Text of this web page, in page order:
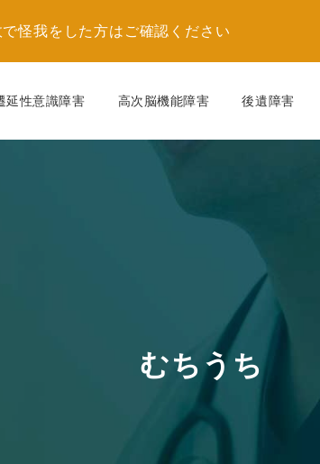
延性意識障害 高次脳機能障害 後遺障害
むちうち
怪我をした方はご確認ください